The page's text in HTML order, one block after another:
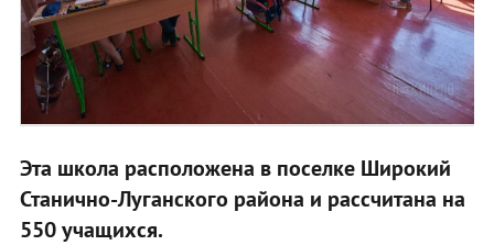
Эта школа расположена в поселке Широкий
Станично-Луганского района и рассчитана на
550 учащихся.